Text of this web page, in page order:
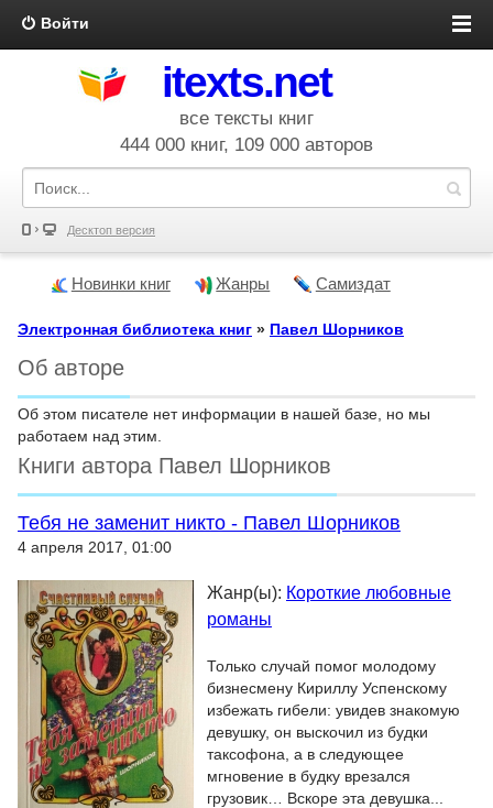
Войти
itexts.net
все тексты книг
444 000 книг, 109 000 авторов
Десктоп версия
Новинки книг Жанры Самиздат
Электронная библиотека книг » Павел Шорников
Об авторе
Об этом писателе нет информации в нашей базе, но мы
работаем над этим.
Книги автора Павел Шорников
Тебя не заменит никто - Павел Шорников
4 апреля 2017, 01:00
Жанр(ы): Короткие любовные
романы
Только случай помог молодому
бизнесмену Кириллу Успенскому
избежать гибели: увидев знакомую
девушку, он выскочил из будки
таксофона, а в следующее
мгновение в будку врезался
грузовик… Вскоре эта девушка...